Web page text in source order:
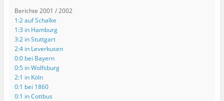
Berichte 2001 / 2002
1:2 auf Schalke
1:3 in Hamburg
3:2 in Stuttgart
2:4 in Leverkusen
0:0 bei Bayern
0:5 in Wolfsburg
2:1 in Köln
0:1 bei 1860
0:1 in Cottbus